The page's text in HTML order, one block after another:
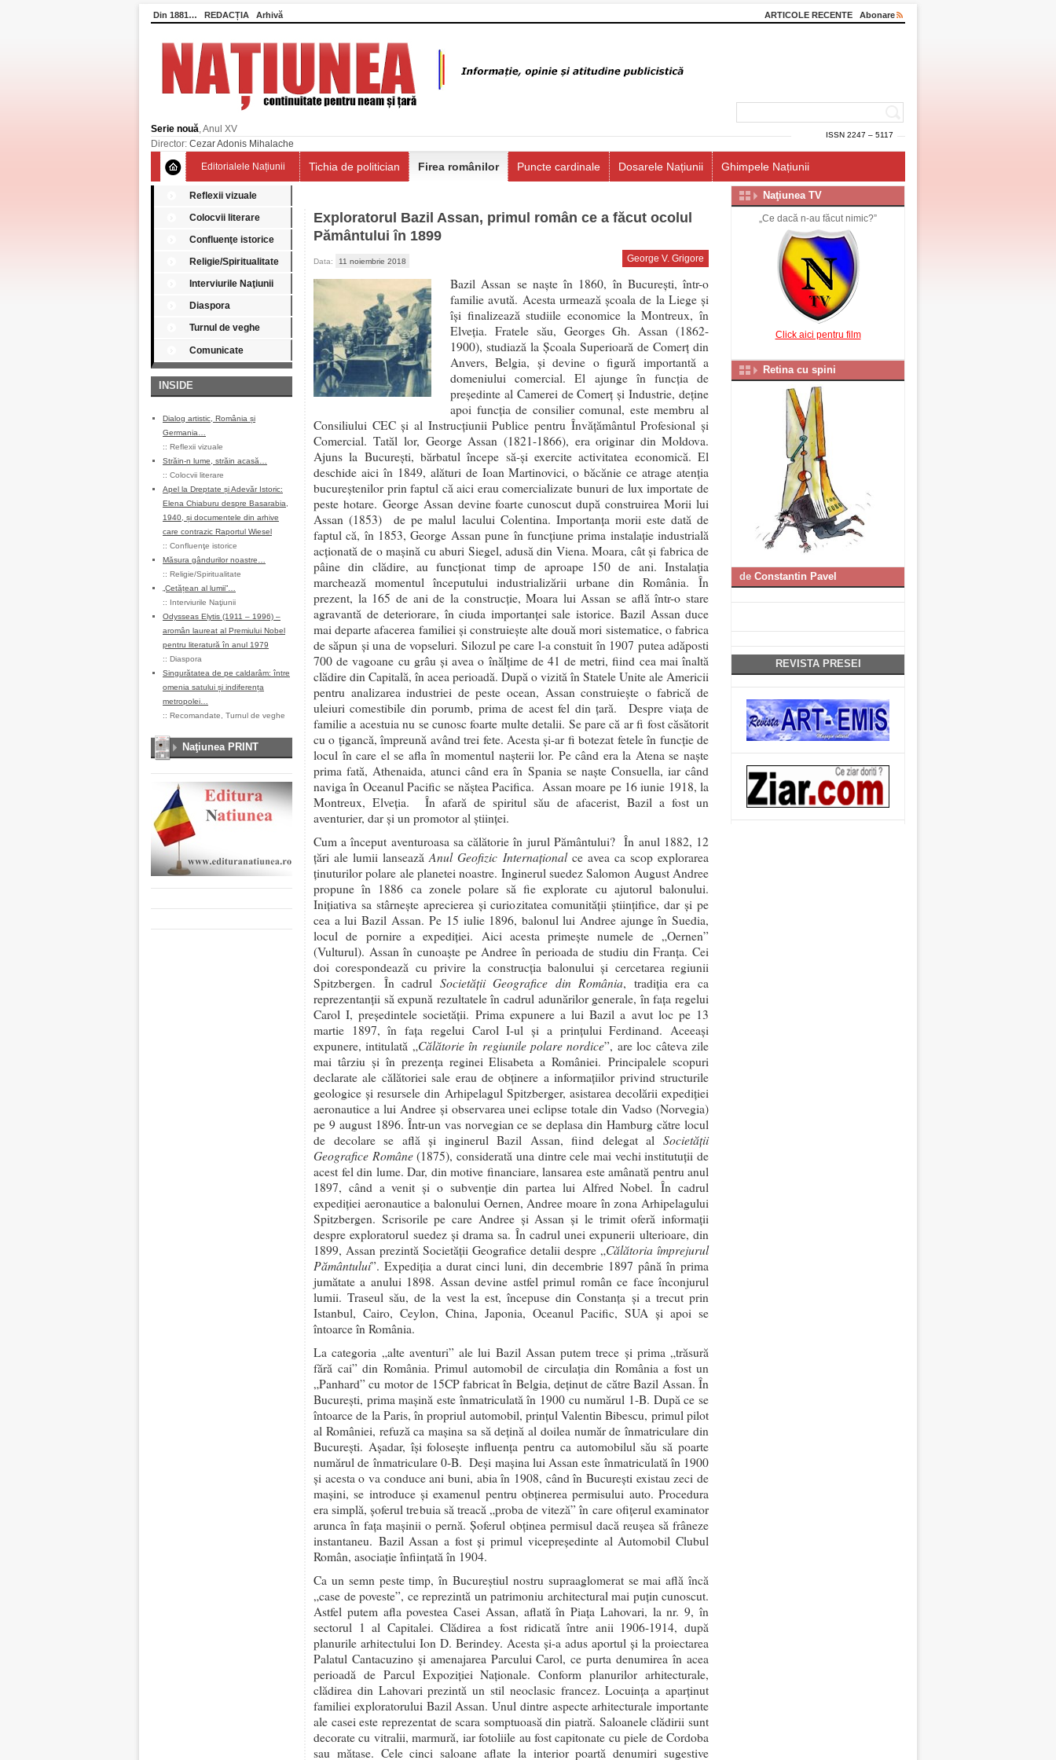
Din 1881… REDACȚIA Arhivă ARTICOLE RECENTE Abonare
ISSN 2247 – 5117
Serie nouă, Anul XV
Director: Cezar Adonis Mihalache
Editorialele Națiunii Tichia de politician Firea românilor Puncte cardinale Dosarele Națiunii Ghimpele Națiunii
Reflexii vizuale
Colocvii literare
Confluenţe istorice
Religie/Spiritualitate
Interviurile Naţiunii
Diaspora
Turnul de veghe
Comunicate
INSIDE
Dialog artistic, România și
Germania…
:: Reflexii vizuale
Străin-n lume, străin acasă…
:: Colocvii literare
Apel la Dreptate și Adevăr Istoric:
Elena Chiaburu despre Basarabia,
1940, și documentele din arhive
care contrazic Raportul Wiesel
:: Confluenţe istorice
Măsura gândurilor noastre…
:: Religie/Spiritualitate
„Cetățean al lumii”…
:: Interviurile Naţiunii
Odysseas Elytis (1911 – 1996) –
aromân laureat al Premiului Nobel
pentru literatură în anul 1979
:: Diaspora
Singurătatea de pe caldarâm: între
omenia satului și indiferența
metropolei…
:: Recomandate Turnul de veghe
Naţiunea PRINT
Exploratorul Bazil Assan, primul român ce a făcut ocolul
Pământului în 1899
Data: 11 noiembrie 2018 George V. Grigore
Bazil Assan se naşte în 1860, în Bucureşti, într-o
familie avută. Acesta urmează şcoala de la Liege şi
îşi finalizează studiile economice la Montreux, în
Elveţia. Fratele său, Georges Gh. Assan (1862-
1900), studiază la Şcoala Superioară de Comerţ din
Anvers, Belgia, şi devine o figură importantă a
domeniului comercial. El ajunge în funcţia de
preşedinte al Camerei de Comerţ şi Industrie, deţine
apoi funcţia de consilier comunal, este membru al
Consiliului CEC şi al Instrucţiunii Publice pentru Învăţământul Profesional şi
Comercial. Tatăl lor, George Assan (1821-1866), era originar din Moldova.
Ajuns la Bucureşti, bărbatul începe să-şi exercite activitatea economică. El
deschide aici în 1849, alături de Ioan Martinovici, o băcănie ce atrage atenţia
bucureştenilor prin faptul că aici erau comercializate bunuri de lux importate de
peste hotare. George Assan devine foarte cunoscut după construirea Morii lui
Assan (1853) de pe malul lacului Colentina. Importanţa morii este dată de
faptul că, în 1853, George Assan pune în funcţiune prima instalaţie industrială
acţionată de o maşină cu aburi Siegel, adusă din Viena. Moara, cât şi fabrica de
pâine din clădire, au funcţionat timp de aproape 150 de ani. Instalaţia
marchează momentul începutului industrializării urbane din România. În
prezent, la 165 de ani de la construcţie, Moara lui Assan se află într-o stare
agravantă de deteriorare, în ciuda importanţei sale istorice. Bazil Assan duce
mai departe afacerea familiei şi construieşte alte două mori sistematice, o fabrica
de săpun şi una de vopseluri. Silozul pe care l-a constuit în 1907 putea adăposti
700 de vagoane cu grâu şi avea o înălţime de 41 de metri, fiind cea mai înaltă
clădire din Capitală, în acea perioadă. După o vizită în Statele Unite ale Americii
pentru analizarea industriei de peste ocean, Assan construieşte o fabrică de
uleiuri comestibile din porumb, prima de acest fel din ţară. Despre viaţa de
familie a acestuia nu se cunosc foarte multe detalii. Se pare că ar fi fost căsătorit
cu o ţigancă, împreună având trei fete. Acesta şi-ar fi botezat fetele în funcţie de
locul în care el se afla în momentul naşterii lor. Pe când era la Atena se naşte
prima fată, Athenaida, atunci când era în Spania se naşte Consuella, iar când
naviga în Oceanul Pacific se năştea Pacifica. Assan moare pe 16 iunie 1918, la
Montreux, Elveţia. În afară de spiritul său de afacerist, Bazil a fost un
aventurier, dar şi un promotor al ştiinţei.
Cum a început aventuroasa sa călătorie în jurul Pământului? În anul 1882, 12
ţări ale lumii lanseazăAnul Geofizic Internaţionalce avea ca scop explorarea
ţinuturilor polare ale planetei noastre. Inginerul suedez Salomon August Andree
propune în 1886 ca zonele polare să fie explorate cu ajutorul balonului.
Iniţiativa sa stârneşte aprecierea şi curiozitatea comunităţii ştiinţifice, dar şi pe
cea a lui Bazil Assan. Pe 15 iulie 1896, balonul lui Andree ajunge în Suedia,
locul de pornire a expediţiei. Aici acesta primeşte numele de „Oernen”
(Vulturul). Assan în cunoaşte pe Andree în perioada de studiu din Franţa. Cei
doi corespondează cu privire la construcţia balonului şi cercetarea regiunii
Spitzbergen. În cadrul Societăţii Geografice din România, tradiţia era ca
reprezentanţii să expună rezultatele în cadrul adunărilor generale, în faţa regelui
Carol I, preşedintele societăţii. Prima expunere a lui Bazil a avut loc pe 13
martie 1897, în faţa regelui Carol I-ul şi a prinţului Ferdinand. Aceeaşi
expunere, intitulată „Călătorie în regiunile polare nordice”, are loc câteva zile
mai târziu şi în prezenţa reginei Elisabeta a României. Principalele scopuri
declarate ale călătoriei sale erau de obţinere a informaţiilor privind structurile
geologice şi resursele din Arhipelagul Spitzberger, asistarea decolării expediţiei
aeronautice a lui Andree şi observarea unei eclipse totale din Vadso (Norvegia)
pe 9 august 1896. Într-un vas norvegian ce se deplasa din Hamburg către locul
de decolare se află şi inginerul Bazil Assan, fiind delegat al Societăţii
Geografice Române(1875), considerată una dintre cele mai vechi institutuţii de
acest fel din lume. Dar, din motive financiare, lansarea este amânată pentru anul
1897, când a venit şi o subvenţie din partea lui Alfred Nobel. În cadrul
expediţiei aeronautice a balonului Oernen, Andree moare în zona Arhipelagului
Spitzbergen. Scrisorile pe care Andree şi Assan şi le trimit oferă informaţii
despre exploratorul suedez și drama sa. În cadrul unei expunerii ulterioare, din
1899, Assan prezintă Societăţii Geografice detalii despre „Călătoria împrejurul
Pământului”. Expediţia a durat cinci luni, din decembrie 1897 până în prima
jumătate a anului 1898. Assan devine astfel primul român ce face înconjurul
lumii. Traseul său, de la vest la est, începuse din Constanţa şi a trecut prin
Istanbul, Cairo, Ceylon, China, Japonia, Oceanul Pacific, SUA şi apoi se
întoarce în România.
La categoria „alte aventuri” ale lui Bazil Assan putem trece și prima „trăsură
fără cai” din România. Primul automobil de circulaţia din România a fost un
„Panhard” cu motor de 15CP fabricat în Belgia, deţinut de către Bazil Assan. În
Bucureşti, prima maşină este înmatriculată în 1900 cu numărul 1-B. După ce se
întoarce de la Paris, în propriul automobil, prinţul Valentin Bibescu, primul pilot
al României, refuză ca maşina sa să deţină al doilea număr de înmatriculare din
Bucureşti. Aşadar, îşi foloseşte influenţa pentru ca automobilul său să poarte
numărul de înmatriculare 0-B. Deşi maşina lui Assan este înmatriculată în 1900
şi acesta o va conduce ani buni, abia în 1908, când în Bucureşti existau zeci de
maşini, se introduce şi examenul pentru obţinerea permisului auto. Procedura
era simplă, şoferul trebuia să treacă „proba de viteză” în care ofiţerul examinator
arunca în faţa maşinii o pernă. Şoferul obţinea permisul dacă reuşea să frâneze
instantaneu. Bazil Assan a fost şi primul vicepreşedinte al Automobil Clubul
Român, asociaţie înfiinţată în 1904.
Ca un semn peste timp, în Bucureștiul nostru supraaglomerat se mai află încă
„case de poveste”, ce reprezintă un patrimoniu architectural mai puțin cunoscut.
Astfel putem afla povestea Casei Assan, aflată în Piaţa Lahovari, la nr. 9, în
sectorul 1 al Capitalei. Clădirea a fost ridicată între anii 1906-1914, după
planurile arhitectului Ion D. Berindey. Acesta şi-a adus aportul și la proiectarea
Palatul Cantacuzino şi amenajarea Parcului Carol, ce purta denumirea în acea
perioadă de Parcul Expoziţiei Naţionale. Conform planurilor arhitecturale,
clădirea din Lahovari prezintă un stil neoclasic francez. Locuinţa a aparţinut
familiei exploratorului Bazil Assan. Unul dintre aspecte arhitecturale importante
ale casei este reprezentat de scara somptuoasă din piatră. Saloanele clădirii sunt
decorate cu vitralii, marmură, iar fotoliile au fost capitonate cu piele de Cordoba
sau mătase. Cele cinci saloane aflate la interior poartă denumiri sugestive
Naţiunea TV
„Ce dacă n-au făcut nimic?”
Click aici pentru film
Retina cu spini
de Constantin Pavel
REVISTA PRESEI